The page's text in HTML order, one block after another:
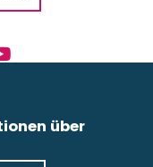
über